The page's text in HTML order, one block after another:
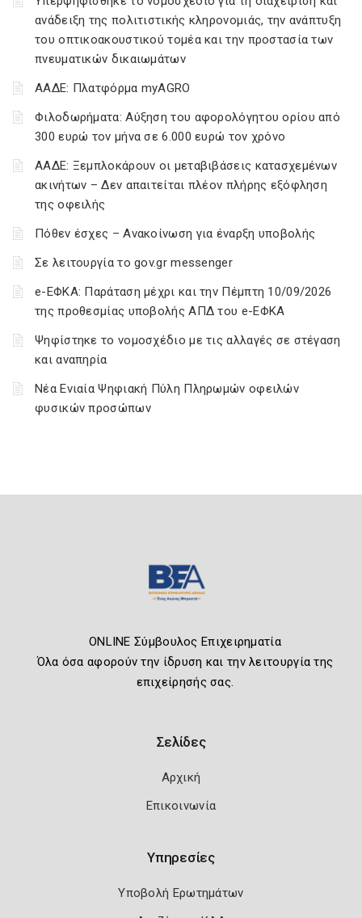
ανάδειξη της πολιτιστικής κληρονομιάς, την ανάπτυξη
του οπτικοακουστικού τομέα και την προστασία των
πνευματικών δικαιωμάτων
ΑΑΔΕ: Πλατφόρμα myAGRO
Φιλοδωρήματα: Αύξηση του αφορολόγητου ορίου από
300 ευρώ τον μήνα σε 6.000 ευρώ τον χρόνο
ΑΑΔΕ: Ξεμπλοκάρουν οι μεταβιβάσεις κατασχεμένων
ακινήτων – Δεν απαιτείται πλέον πλήρης εξόφληση
της οφειλής
Πόθεν έσχες – Ανακοίνωση για έναρξη υποβολής
Σε λειτουργία το gov.gr messenger
e-ΕΦΚΑ: Παράταση μέχρι και την Πέμπτη 10/09/2026
της προθεσμίας υποβολής ΑΠΔ του e-ΕΦΚΑ
Ψηφίστηκε το νομοσχέδιο με τις αλλαγές σε στέγαση
και αναπηρία
Νέα Ενιαία Ψηφιακή Πύλη Πληρωμών οφειλών
φυσικών προσώπων
ONLINE Σύμβουλος Επιχειρηματία
Όλα όσα αφορούν την ίδρυση και την λειτουργία της
επιχείρησής σας.
Σελίδες
Αρχική
Επικοινωνία
Υπηρεσίες
Υποβολή Ερωτημάτων